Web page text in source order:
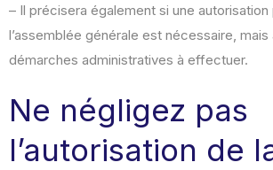
– Il précisera également si une autorisation
l’assemblée générale est nécessaire, mais
démarches administratives à effectuer.
Ne négligez pas
l’autorisation de